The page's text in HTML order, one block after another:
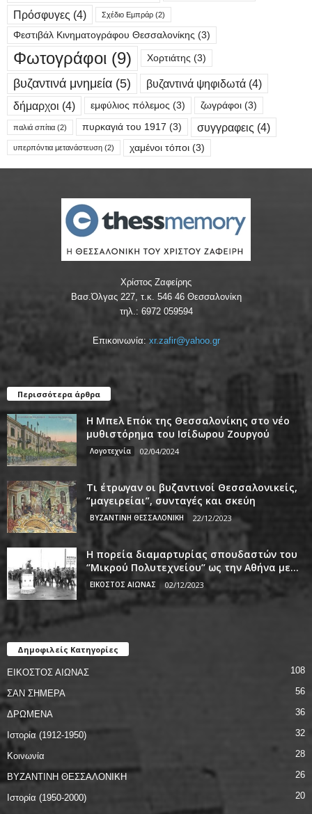
Πρόσφυγες (4) Σχέδιο Εμπράρ (2)
Φεστιβάλ Κινηματογράφου Θεσσαλονίκης (3)
Φωτογράφοι (9) Χορτιάτης (3)
βυζαντινά μνημεία (5) βυζαντινά ψηφιδωτά (4)
δήμαρχοι (4) εμφύλιος πόλεμος (3) ζωγράφοι (3)
παλιά σπίτια (2) πυρκαγιά του 1917 (3) συγγραφεις (4)
υπερπόντια μετανάστευση (2) χαμένοι τόποι (3)
Χρίστος Ζαφείρης
Βασ.Όλγας 227, τ.κ. 546 46 Θεσσαλονίκη
τηλ.: 6972 059594
Επικοινωνία: xr.zafir@yahoo.gr
Περισσότερα άρθρα
Η Μπελ Επόκ της Θεσσαλονίκης στο νέο
μυθιστόρημα του Ισίδωρου Ζουργού
Λογοτεχνία 02/04/2024
Τι έτρωγαν οι βυζαντινοί Θεσσαλονικείς,
”μαγειρείαι”, συνταγές και σκεύη
ΒΥΖΑΝΤΙΝΗ ΘΕΣΣΑΛΟΝΙΚΗ 22/12/2023
Η πορεία διαμαρτυρίας σπουδαστών του
‘’Μικρού Πολυτεχνείου’’ ως την Αθήνα με...
ΕΙΚΟΣΤΟΣ ΑΙΩΝΑΣ 02/12/2023
Δημοφιλείς Κατηγορίες
ΕΙΚΟΣΤΟΣ ΑΙΩΝΑΣ 108
ΣΑΝ ΣΗΜΕΡΑ 56
ΔΡΩΜΕΝΑ 36
Ιστορία (1912-1950) 32
Κοινωνία 28
ΒΥΖΑΝΤΙΝΗ ΘΕΣΣΑΛΟΝΙΚΗ 26
Ιστορία (1950-2000) 20